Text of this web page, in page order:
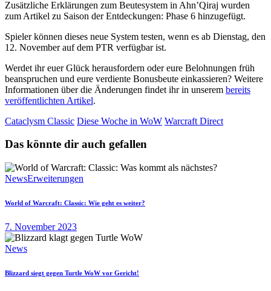
Zusätzliche Erklärungen zum Beutesystem in Ahn’Qiraj wurden
zum Artikel zu Saison der Entdeckungen: Phase 6 hinzugefügt.
Spieler können dieses neue System testen, wenn es ab Dienstag, den
12. November auf dem PTR verfügbar ist.
Werdet ihr euer Glück herausfordern oder eure Belohnungen früh
beanspruchen und eure verdiente Bonusbeute einkassieren? Weitere
Informationen über die Änderungen findet ihr in unserem bereits
veröffentlichten Artikel.
Cataclysm Classic Diese Woche in WoW Warcraft Direct
Das könnte dir auch gefallen
NewsErweiterungen
World of Warcraft: Classic: Wie geht es weiter?
7. November 2023
News
Blizzard siegt gegen Turtle WoW vor Gericht!